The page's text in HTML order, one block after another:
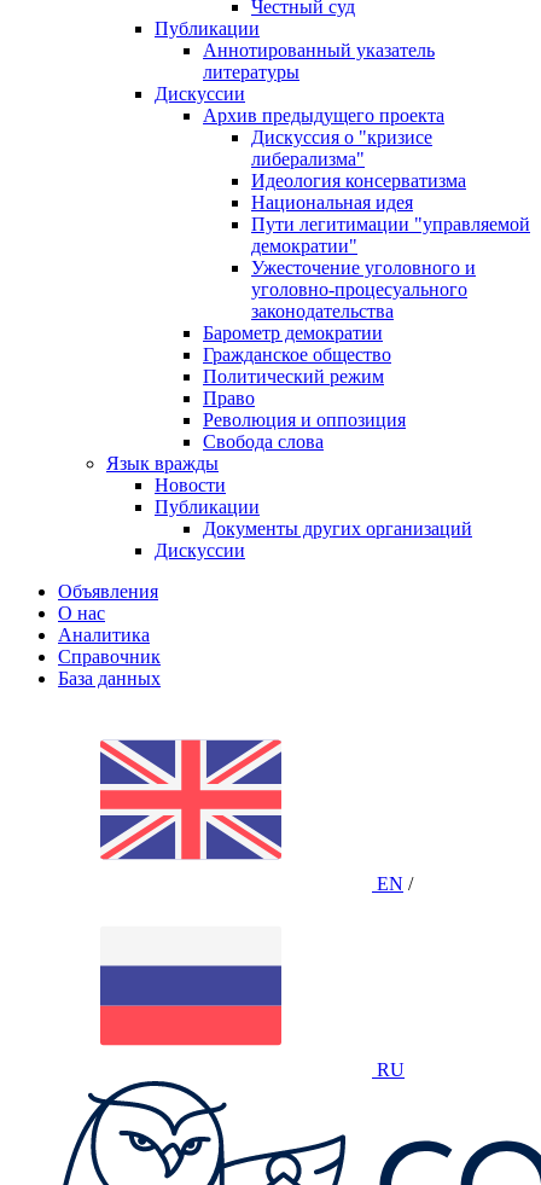
Честный суд
Публикации
Аннотированный указатель
литературы
Дискуссии
Архив предыдущего проекта
Дискуссия о "кризисе
либерализма"
Идеология консерватизма
Национальная идея
Пути легитимации "управляемой
демократии"
Ужесточение уголовного и
уголовно-процесуального
законодательства
Барометр демократии
Гражданское общество
Политический режим
Право
Революция и оппозиция
Свобода слова
Язык вражды
Новости
Публикации
Документы других организаций
Дискуссии
Объявления
О нас
Аналитика
Справочник
База данных
EN /
RU